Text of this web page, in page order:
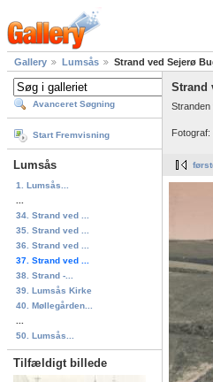
Gallery Lumsås Strand ved Sejerø
Avanceret Søgning
Start Fremvisning
Lumsås
1. Lumsås...
34. Strand ved ...
35. Strand ved ...
36. Strand ved ...
37. Strand ved ...
38. Strand -...
39. Lumsås Kirke
40. Møllegården...
50. Lumsås...
Tilfældigt billede
Strand
Stranden